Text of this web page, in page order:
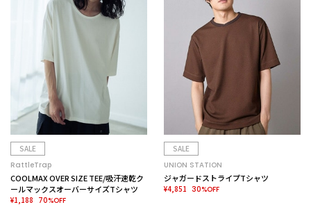
SALE
RattleTrap
COOLMAX OVER SIZE TEE/吸汗速乾ク
ールマックスオーバーサイズTシャツ
¥1,188 70%OFF
SALE
UNION STATION
ジャガードストライプTシャツ
¥4,851 30%OFF